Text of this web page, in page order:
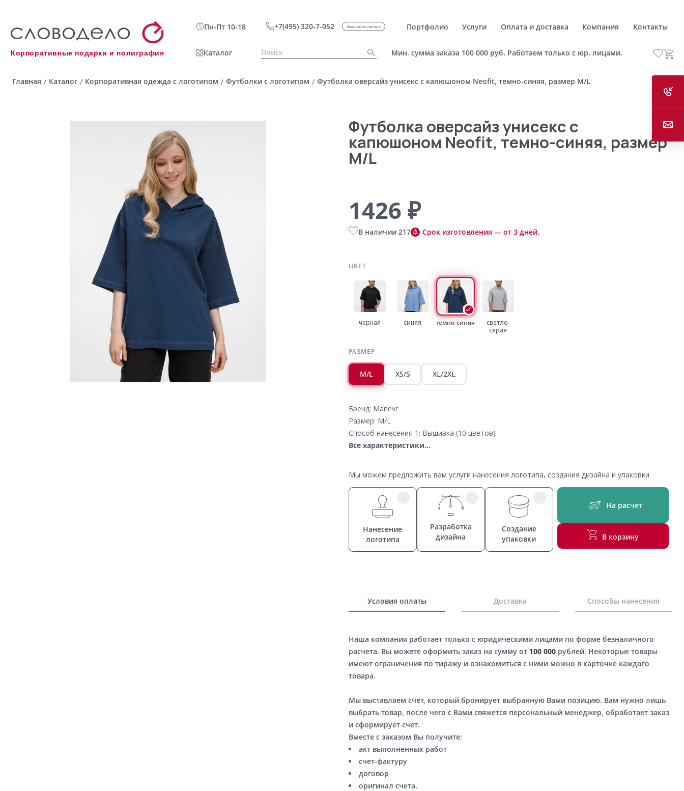
Корпоративные подарки и полиграфия
Пн-Пт 10-18 +7(495) 320-7-052 Заказать звонок Портфолио Услуги Оплата и доставка Компания Контакты
Каталог Мин. сумма заказа 100 000 руб. Работаем только с юр. лицами.
Главная / Каталог / Корпоративная одежда с логотипом / Футболки с логотипом / Футболка оверсайз унисекс с капюшоном Neofit, темно-синяя, размер M/L
Футболка оверсайз унисекс с
капюшоном Neofit, темно-синяя, размер
M/L
1426 ₽
В наличии 217 Срок изготовления — от 3 дней.
ЦВЕТ
черная синяя темно-синяя
светло-
серая
РАЗМЕР
M/L XS/S XL/2XL
Бренд: Manevr
Размер: M/L
Способ нанесения 1: Вышивка (10 цветов)
Все характеристики...
Мы можем предложить вам услуги нанесения логотипа, создания дизайна и упаковки
Нанесение
логотипа
Разработка
дизайна
Создание
упаковки
На расчет
В корзину
Условия оплаты Доставка Способы нанесения
Наша компания работает только с юридическими лицами по форме безналичного
расчета. Вы можете оформить заказ на сумму от 100 000рублей. Некоторые товары
имеют ограничения по тиражу и ознакомиться с ними можно в карточке каждого
товара.
Мы выставляем счет, который бронирует выбранную Вами позицию. Вам нужно лишь
выбрать товар, после чего с Вами свяжется персональный менеджер, обработает заказ
и сформирует счет.
Вместе с заказом Вы получите:
акт выполненных работ
счет-фактуру
договор
оригинал счета.